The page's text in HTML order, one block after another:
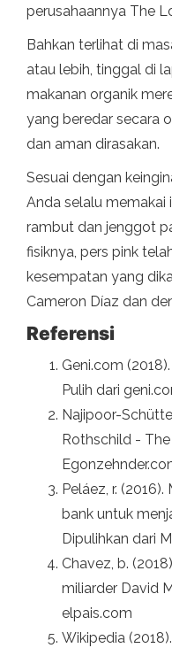
perusahaannya The
Bahkan terlihat di
atau lebih, tinggal di
makanan organik
yang beredar secara
dan aman dirasakan.
Sesuai dengan
Anda selalu
rambut dan jenggot
fisiknya, pers pink
kesempatan yang
Cameron Díaz dan
Referensi
Geni.com
Pulih dari
Najipoor-
Rothschild -
Peláez, r.
bank untuk
Dipulihkan dari
Chavez, b.
miliarder David
elpais.com
Wikipedia